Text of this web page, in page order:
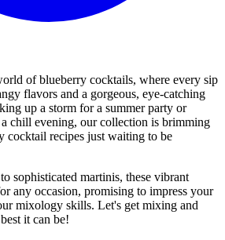
of blueberry cocktails, where every sip
flavors and a gorgeous, eye-catching
up a storm for a summer party or
chill evening, our collection is brimming
cocktail recipes just waiting to be
sophisticated martinis, these vibrant
any occasion, promising to impress your
mixology skills. Let's get mixing and
it can be!